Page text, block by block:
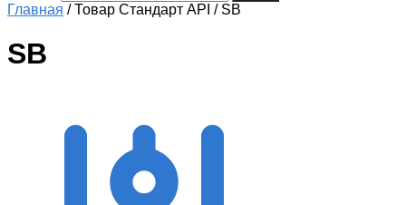
Главная /Товар Стандарт API / SB
SB